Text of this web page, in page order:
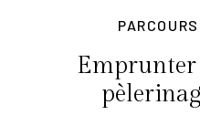
Emprunter